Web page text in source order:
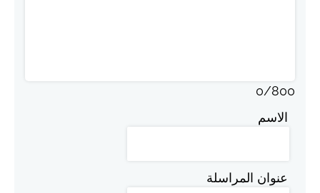
0/800
الاسم
عنوان المراسلة